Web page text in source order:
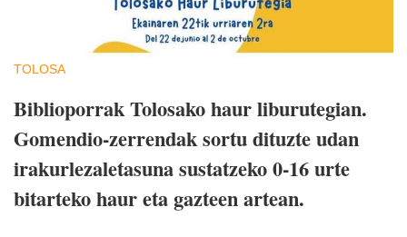
TOLOSA
Biblioporrak Tolosako haur liburutegian.
Gomendio-zerrendak sortu dituzte udan
irakurlezaletasuna sustatzeko 0-16 urte
bitarteko haur eta gazteen artean.